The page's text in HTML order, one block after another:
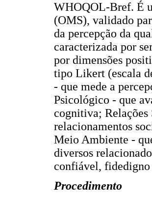
WHOQOL-Bref. É
(OMS), validado
da percepção da
caracterizada por
por dimensões
tipo Likert (escala
- que mede a
Psicológico - que
cognitiva; Relações
relacionamentos
Meio Ambiente -
diversos
confiável, fidedigno
Procedimento